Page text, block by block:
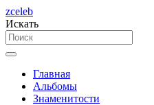
zceleb
Искать
Главная
Альбомы
Знаменитости